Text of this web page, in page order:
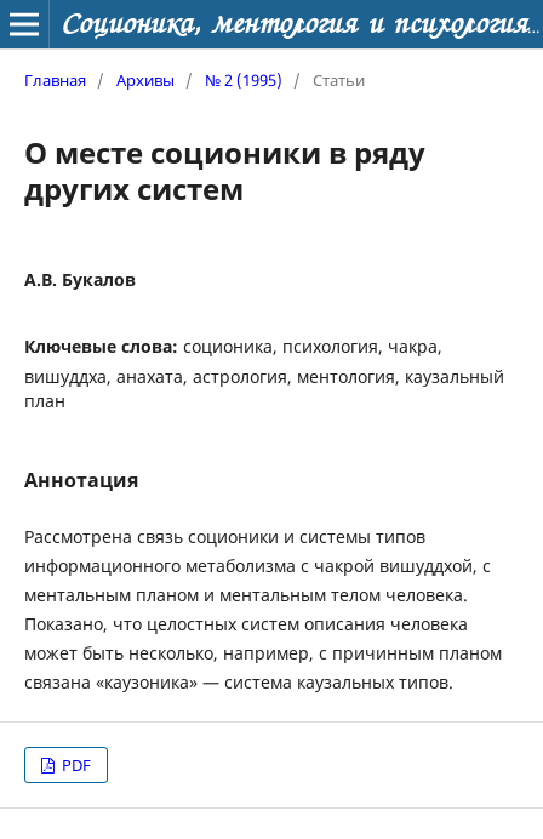
Соционика, ментология и психология личности
Главная / Архивы / № 2 (1995) / Статьи
О месте соционики в ряду
других систем
А.В. Букалов
Ключевые слова: соционика, психология, чакра,
вишуддха, анахата, астрология, ментология, каузальный
план
Аннотация
Рассмотрена связь соционики и системы типов
информационного метаболизма с чакрой вишуддхой, с
ментальным планом и ментальным телом человека.
Показано, что целостных систем описания человека
может быть несколько, например, с причинным планом
связана «каузоника» — система каузальных типов.
PDF